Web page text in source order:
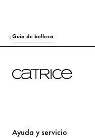
Guía de belleza
Ayuda y servicio